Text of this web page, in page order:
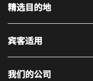
精选目的地
宾客适用
我们的公司